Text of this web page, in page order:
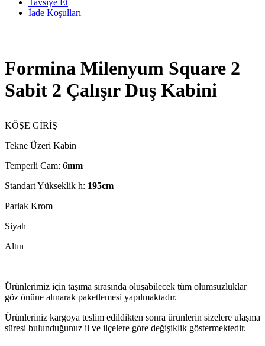
İade Koşulları
Formina Milenyum Square 2
Sabit 2 Çalışır Duş Kabini
KÖŞE GİRİŞ
Tekne Üzeri Kabin
Temperli Cam: 6mm
Standart Yükseklik h: 195cm
Parlak Krom
Siyah
Altın
Ürünlerimiz için taşıma sırasında oluşabilecek tüm olumsuzluklar
göz önüne alınarak paketlemesi yapılmaktadır.
Ürünleriniz kargoya teslim edildikten sonra ürünlerin sizelere ulaşma
süresi bulunduğunuz il ve ilçelere göre değişiklik göstermektedir.